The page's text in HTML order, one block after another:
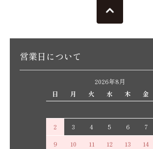
営業日について
2026年8月
日
月 火 水 木 金
2
3 4 5 6 7
9
10 11 12 13 14